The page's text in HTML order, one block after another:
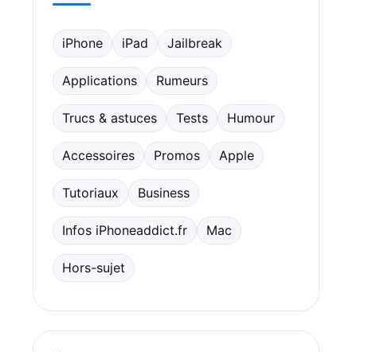
iPhone iPad Jailbreak
Applications Rumeurs
Trucs & astuces Tests Humour
Accessoires Promos Apple
Tutoriaux Business
Infos iPhoneaddict.fr Mac
Hors-sujet